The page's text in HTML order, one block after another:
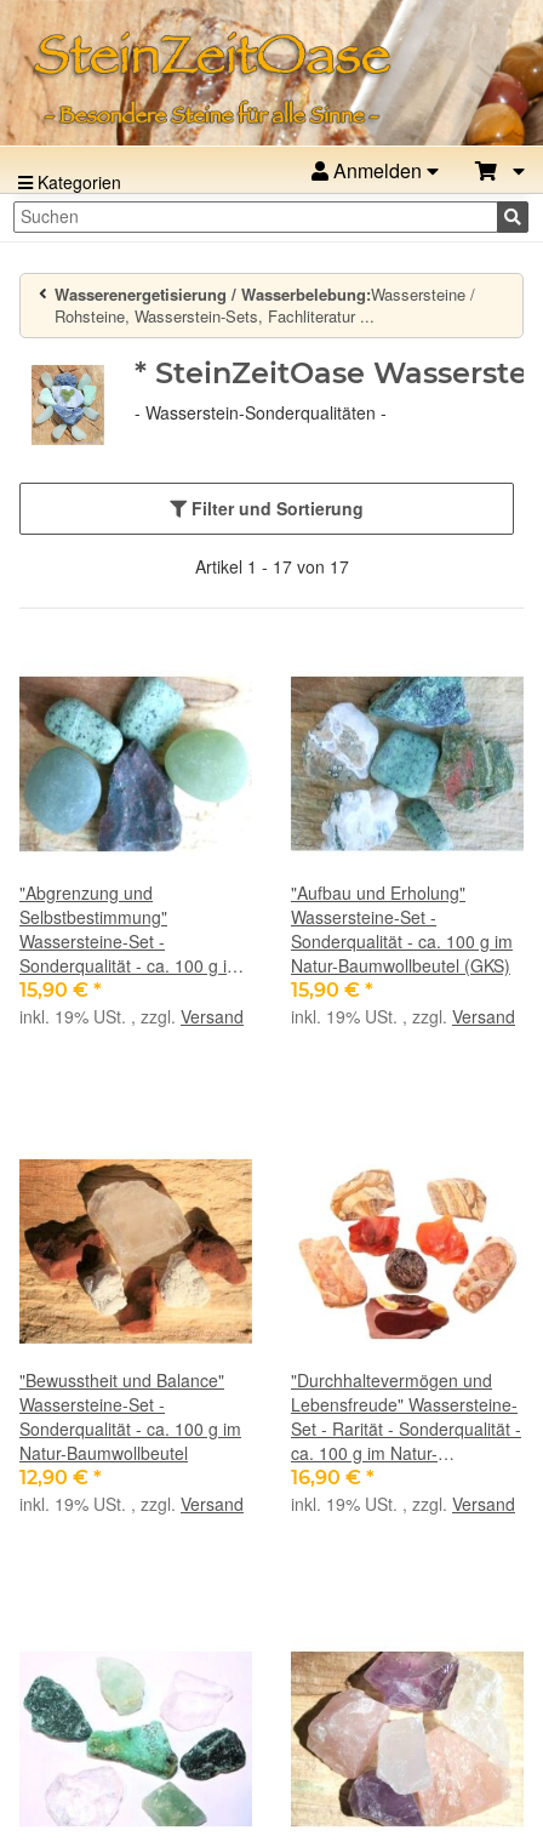
Kategorien Anmelden
Wasserenergetisierung / Wasserbelebung:Wassersteine /
Rohsteine, Wasserstein-Sets, Fachliteratur ...
* SteinZeitOase
- Wasserstein-Sonderqualitäten -
Filter und Sortierung
Artikel 1 - 17 von 17
"Abgrenzung und
Selbstbestimmung"
Wassersteine-Set -
Sonderqualität - ca. 100 g im
Natur-Baumwollbeutel (GKS)
15,90 € *
inkl. 19% USt. , zzgl. Versand
"Aufbau und Erholung"
Wassersteine-Set -
Sonderqualität - ca. 100 g im
Natur-Baumwollbeutel (GKS)
15,90 € *
inkl. 19% USt. , zzgl. Versand
"Bewusstheit und Balance"
Wassersteine-Set -
Sonderqualität - ca. 100 g im
Natur-Baumwollbeutel
12,90 € *
inkl. 19% USt. , zzgl. Versand
"Durchhaltevermögen und
Lebensfreude" Wassersteine-
Set - Rarität - Sonderqualität -
ca. 100 g im Natur-
Baumwollbeutel (GKS)
16,90 € *
inkl. 19% USt. , zzgl. Versand